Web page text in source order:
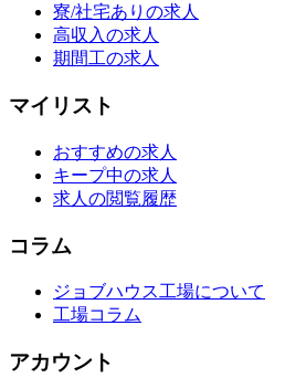
寮/社宅ありの求人
高収入の求人
期間工の求人
マイリスト
おすすめの求人
キープ中の求人
求人の閲覧履歴
コラム
ジョブハウス工場について
工場コラム
アカウント